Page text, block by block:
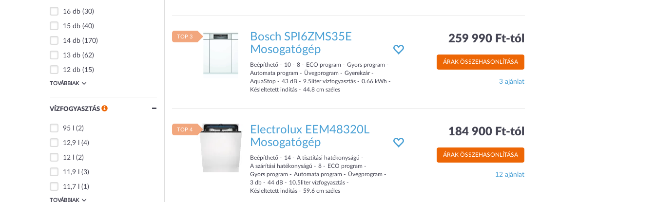
16 db (30)
15 db (40)
14 db (170)
13 db (62)
12 db (15)
TOVÁBBIAK
VÍZFOGYASZTÁS
95 l (2)
12,9 l (4)
12 l (2)
11,9 l (3)
11,7 l (1)
TOVÁBBIAK
TOP 3
Bosch SPI6ZMS35E
Mosogatógép
Beépíthető 10 8 ECO program
Gyors program
Automata program
Üvegprogram
Gyerekzár
AquaStop
43 dB 9.5litervízfogyasztás 0.66 kWh
Késleltetett indítás
44.8 cm széles
259 990 Ft-tól
ÁRAK ÖSSZEHASONLÍTÁSA
3 ajánlat
TOP 4
Electrolux EEM48320L
Mosogatógép
Beépíthető 14
A tisztítási hatékonyságú
A szárítási hatékonyságú
8
ECO program
Gyors program
Automata program
Üvegprogram
3 db 44 dB 10.5litervízfogyasztás
Késleltetett indítás
59.6 cm széles
184 900 Ft-tól
ÁRAK ÖSSZEHASONLÍTÁSA
12 ajánlat